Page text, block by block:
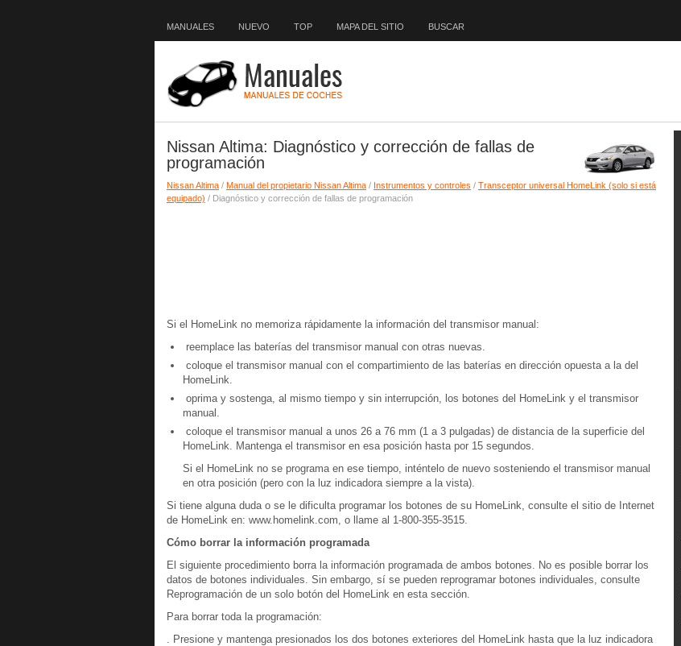
MANUALES NUEVO TOP MAPA DEL SITIO BUSCAR
Nissan Altima: Diagnóstico y corrección de fallas de
programación
Nissan Altima / Manual del propietario Nissan Altima / Instrumentos y controles / Transceptor universal HomeLink (solo si está
equipado) / Diagnóstico y corrección de fallas de programación
Si el HomeLink no memoriza rápidamente la información del transmisor manual:
reemplace las baterías del transmisor manual con otras nuevas.
coloque el transmisor manual con el compartimiento de las baterías en dirección opuesta a la del
HomeLink.
oprima y sostenga, al mismo tiempo y sin interrupción, los botones del HomeLink y el transmisor
manual.
coloque el transmisor manual a unos 26 a 76 mm (1 a 3 pulgadas) de distancia de la superficie del
HomeLink. Mantenga el transmisor en esa posición hasta por 15 segundos.
Si el HomeLink no se programa en ese tiempo, inténtelo de nuevo sosteniendo el transmisor manual
en otra posición (pero con la luz indicadora siempre a la vista).
Si tiene alguna duda o se le dificulta programar los botones de su HomeLink, consulte el sitio de Internet
de HomeLink en: www.homelink.com, o llame al 1-800-355-3515.
Cómo borrar la información programada
El siguiente procedimiento borra la información programada de ambos botones. No es posible borrar los
datos de botones individuales. Sin embargo, sí se pueden reprogramar botones individuales, consulte
Reprogramación de un solo botón del HomeLink en esta sección.
Para borrar toda la programación:
. Presione y mantenga presionados los dos botones exteriores del HomeLink hasta que la luz indicadora